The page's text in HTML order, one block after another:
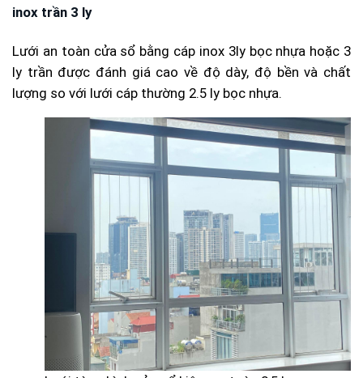
inox trần 3 ly
Lưới an toàn cửa sổ bằng cáp inox 3ly bọc nhựa hoặc 3
ly trần được đánh giá cao về độ dày, độ bền và chất
lượng so với lưới cáp thường 2.5 ly bọc nhựa.